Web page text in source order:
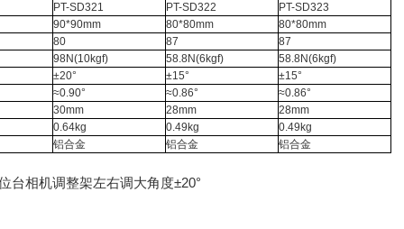
PT-SD321 PT-SD322
PT-SD323
90*90mm
80*80mm
80*80mm
80
87
87
98N(10kgf)
58.8N(6kgf)
58.8N(6kgf)
±20°
±15°
±15°
≈0.90°
≈0.86°
≈0.86°
30mm
28mm
28mm
0.64kg
0.49kg
0.49kg
铝合金
铝合金 铝合金